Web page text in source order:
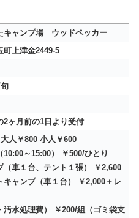
キャンプ場 ウッドペッカー
町上津金2449-5
ヶ月前の1日より受付
人￥800 小人￥600
10:00～15:00） ￥500/ひとり
（車１台、テント１張） ￥2,600
キャンプ（車１台） ￥2,000＋レ
汚水処理費） ￥200/組（ゴミ袋支